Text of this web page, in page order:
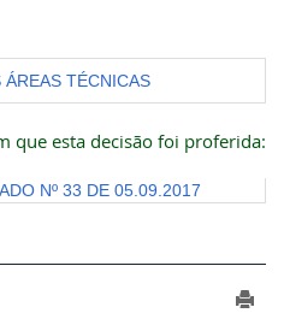
ÁREAS TÉCNICAS
que esta decisão foi proferida:
Nº 33 DE 05.09.2017